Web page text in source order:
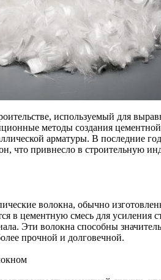
используемый для
методы создания
арматуры. В последние
что привнесло в строительную
волокна, обычно
в цементную смесь для усиления
Эти волокна способны
прочной и долговечной.